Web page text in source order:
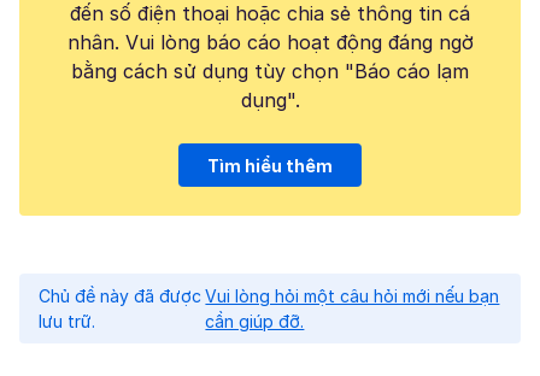
đến số điện thoại hoặc chia sẻ thông tin cá
nhân. Vui lòng báo cáo hoạt động đáng ngờ
bằng cách sử dụng tùy chọn "Báo cáo lạm
dụng".
Tìm hiểu thêm
Chủ đề này đã được
lưu trữ.
Vui lòng hỏi một câu hỏi mới nếu bạn
cần giúp đỡ.